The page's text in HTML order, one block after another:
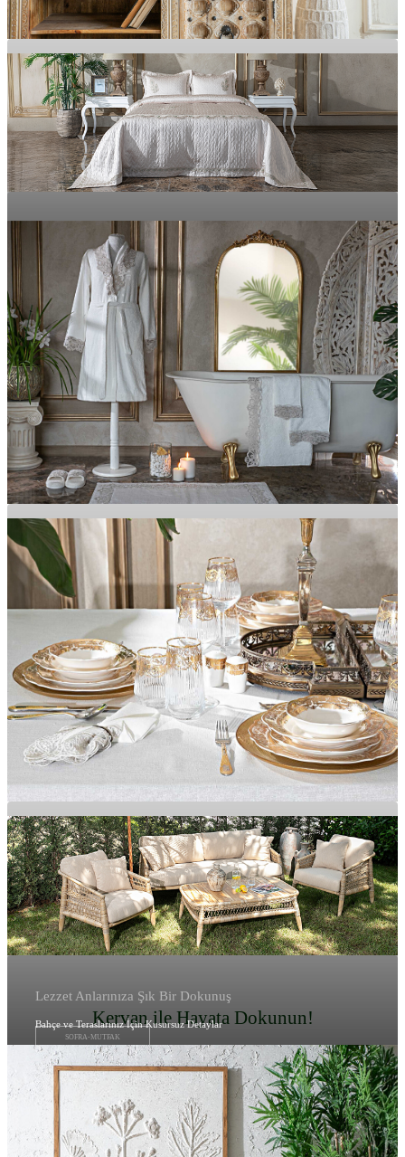
Evinizdeki Her Alanı Zarafete Dönüştürün
EV DEKOR
Doğal Dokular, Yumuşak His
TEKSTİL
Banyonuza Şıklık Katacak Ürünler
BANYO
Lezzet Anlarınıza Şık Bir Dokunuş
SOFRA-MUTFAK
Bahçe ve Teraslarınız İçin Kusursuz Detaylar
Kervan ile Hayata Dokunun!